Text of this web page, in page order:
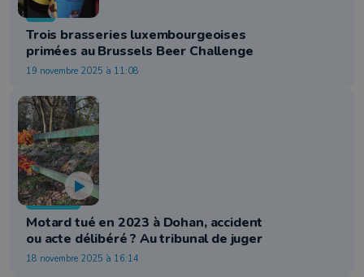
Info
Trois brasseries luxembourgeoises
primées au Brussels Beer Challenge
19 novembre 2025 à 11:08
Judiciaire
Motard tué en 2023 à Dohan, accident
ou acte délibéré ? Au tribunal de juger
18 novembre 2025 à 16:14